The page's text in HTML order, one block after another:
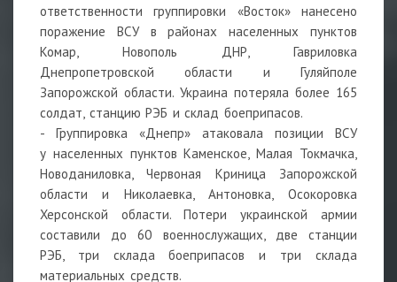
ответственности группировки «Восток» нанесено
поражение ВСУ в районах населенных пунктов
Комар, Новополь ДНР, Гавриловка
Днепропетровской области и Гуляйполе
Запорожской области. Украина потеряла более 165
солдат, станцию РЭБ и склад боеприпасов.
- Группировка «Днепр» атаковала позиции ВСУ
у населенных пунктов Каменское, Малая Токмачка,
Новоданиловка, Червоная Криница Запорожской
области и Николаевка, Антоновка, Осокоровка
Херсонской области. Потери украинской армии
составили до 60 военнослужащих, две станции
РЭБ, три склада боеприпасов и три склада
материальных средств.